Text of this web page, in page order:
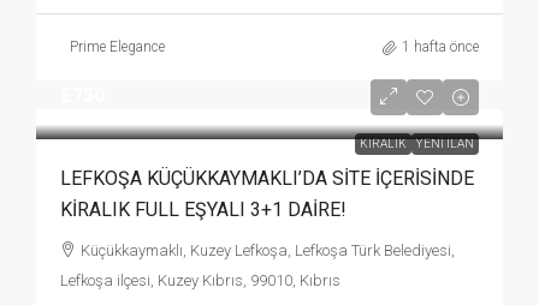
Prime Elegance 1 hafta önce
KIRALIK YENI İLAN
LEFKOŞA KÜÇÜKKAYMAKLI’DA SİTE İÇERİSİNDE
KİRALIK FULL EŞYALI 3+1 DAİRE!
Küçükkaymaklı, Kuzey Lefkoşa, Lefkoşa Türk Belediyesi,
Lefkoşa ilçesi, Kuzey Kıbrıs, 99010, Kıbrıs